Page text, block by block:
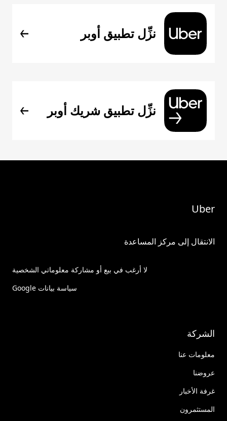
نزِّل تطبيق أوبر
نزِّل تطبيق شريك أوبر
Uber
الانتقال إلى مركز المساعدة
لا أرغب في بيع أو مشاركة معلوماتي الشخصية
سياسة بيانات Google
الشركة
معلومات عنا
عروضنا
غرفة الأخبار
المستثمرون